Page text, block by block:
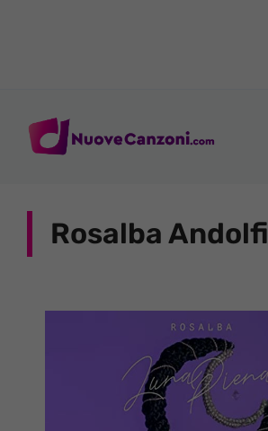
Rosalba Andolfi